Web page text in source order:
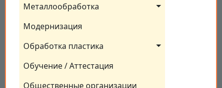
Металлообработка
Модернизация
Обработка пластика
Обучение / Аттестация
Общественные организации